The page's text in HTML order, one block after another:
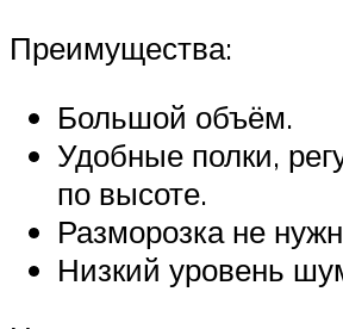
Преимущества:
Большой объём.
Удобные полки,
по высоте.
Разморозка не
Низкий уровень